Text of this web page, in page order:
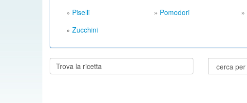
» Piselli » Pomodori »
» Zucchini
Cerca